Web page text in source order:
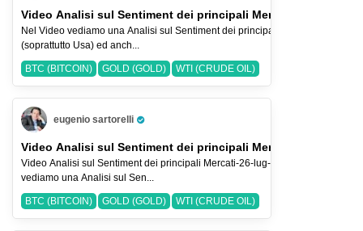
Video Analisi sul Sentiment dei principali Mercati-2-ago-2026
Nel Video vediamo una Analisi sul Sentiment dei principali Indici Azionari
(soprattutto Usa) ed anch...
BTC (BITCOIN) GOLD (GOLD) WTI (CRUDE OIL)
eugenio sartorelli
Pro Trader
Video Analisi sul Sentiment dei principali Mercati-26-lug-2026
Video Analisi sul Sentiment dei principali Mercati-26-lug-2026 Nel Video
vediamo una Analisi sul Sen...
BTC (BITCOIN) GOLD (GOLD) WTI (CRUDE OIL)